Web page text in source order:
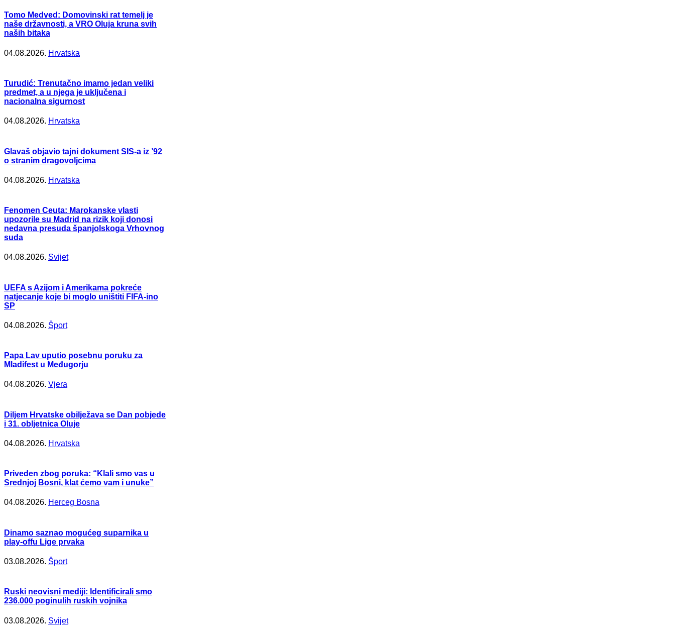
Tomo Medved: Domovinski rat temelj je
naše državnosti, a VRO Oluja kruna svih
naših bitaka
04.08.2026. Hrvatska
Turudić: Trenutačno imamo jedan veliki
predmet, a u njega je uključena i
nacionalna sigurnost
04.08.2026. Hrvatska
Glavaš objavio tajni dokument SIS-a iz ’92
o stranim dragovoljcima
04.08.2026. Hrvatska
Fenomen Ceuta: Marokanske vlasti
upozorile su Madrid na rizik koji donosi
nedavna presuda španjolskoga Vrhovnog
suda
04.08.2026. Svijet
UEFA s Azijom i Amerikama pokreće
natjecanje koje bi moglo uništiti FIFA-ino
SP
04.08.2026. Šport
Papa Lav uputio posebnu poruku za
Mladifest u Međugorju
04.08.2026. Vjera
Diljem Hrvatske obilježava se Dan pobjede
i 31. obljetnica Oluje
04.08.2026. Hrvatska
Priveden zbog poruka: “Klali smo vas u
Srednjoj Bosni, klat ćemo vam i unuke”
04.08.2026. Herceg Bosna
Dinamo saznao mogućeg suparnika u
play-offu Lige prvaka
03.08.2026. Šport
Ruski neovisni mediji: Identificirali smo
236.000 poginulih ruskih vojnika
03.08.2026. Svijet